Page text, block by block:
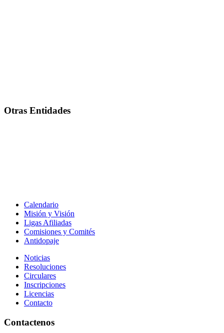
Otras Entidades
Calendario
Misión y Visión
Ligas Afiliadas
Comisiones y Comités
Antidopaje
Noticias
Resoluciones
Circulares
Inscripciones
Licencias
Contacto
Contactenos